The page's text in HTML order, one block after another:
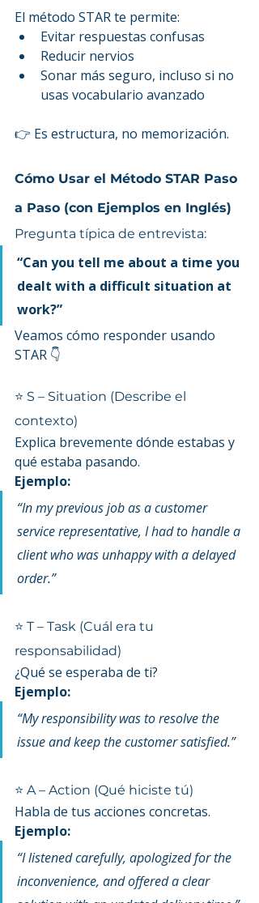
El método STAR te permite:
Evitar respuestas confusas
Reducir nervios
Sonar más seguro, incluso si no
usas vocabulario avanzado
👉 Es estructura, no memorización.
Cómo Usar el Método STAR Paso
a Paso (con Ejemplos en Inglés)
Pregunta típica de entrevista:
“Can you tell me about a time you
dealt with a difficult situation at
work?”
Veamos cómo responder usando
STAR 👇
⭐ S – Situation (Describe el
contexto)
Explica brevemente dónde estabas y
qué estaba pasando.
Ejemplo:
“In my previous job as a customer
service representative, I had to handle a
client who was unhappy with a delayed
order.”
⭐ T – Task (Cuál era tu
responsabilidad)
¿Qué se esperaba de ti?
Ejemplo:
“My responsibility was to resolve the
issue and keep the customer satisfied.”
⭐ A – Action (Qué hiciste tú)
Habla de tus acciones concretas.
Ejemplo:
“I listened carefully, apologized for the
inconvenience, and offered a clear